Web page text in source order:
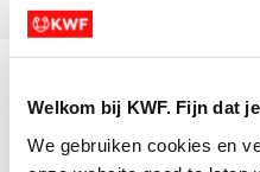
Welkom bij KWF. Fijn dat
We gebruiken cookies en
Actiematerialen
Evenementen